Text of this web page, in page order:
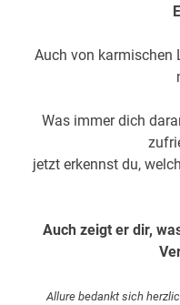
Auch von karmischen
Was immer dich
jetzt erkennst du,
Auch zeigt er dir,
Allure bedankt sich